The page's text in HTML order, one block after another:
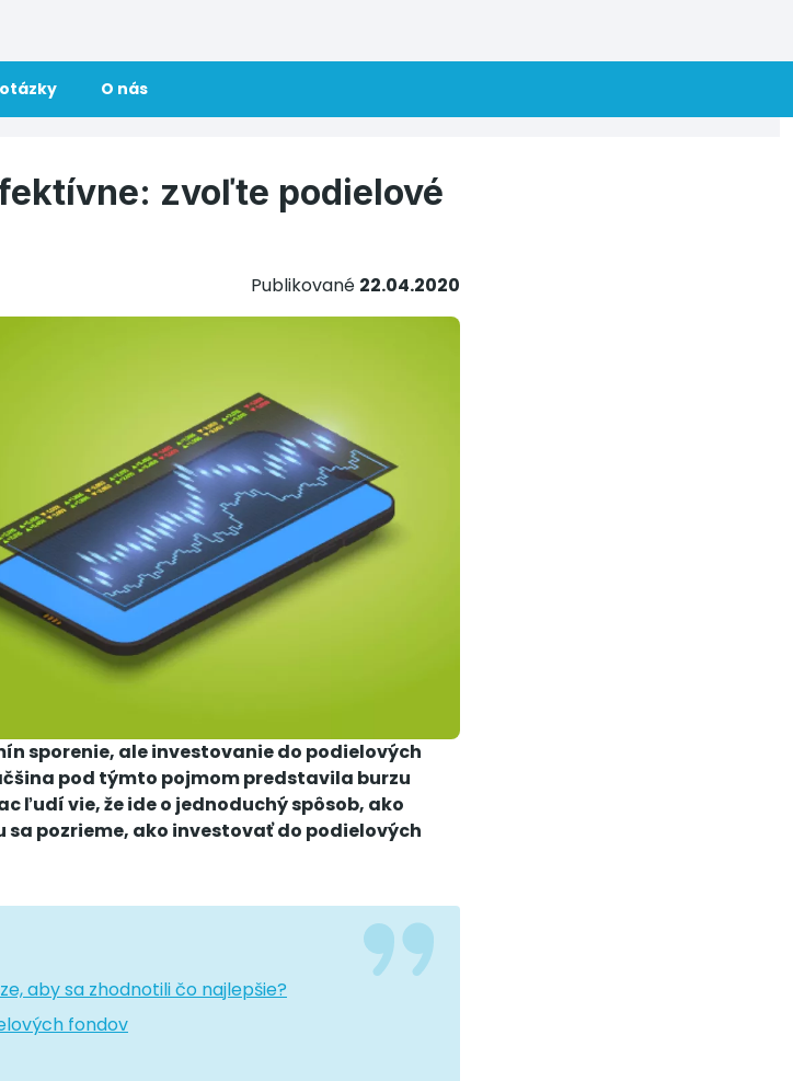
O nás
zvoľte podielové
Publikované 22.04.2020
sporenie, ale investovanie do podielových
pod týmto pojmom predstavila burzu
ľudí vie, že ide o jednoduchý spôsob, ako
pozrieme, ako investovať do podielových
aby sa zhodnotili čo najlepšie?
fondov